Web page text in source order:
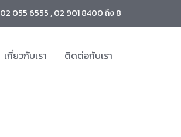
02 055 6555 , 02 901 8400 ถึง 8
เกี่ยวกับเรา ติดต่อกับเรา